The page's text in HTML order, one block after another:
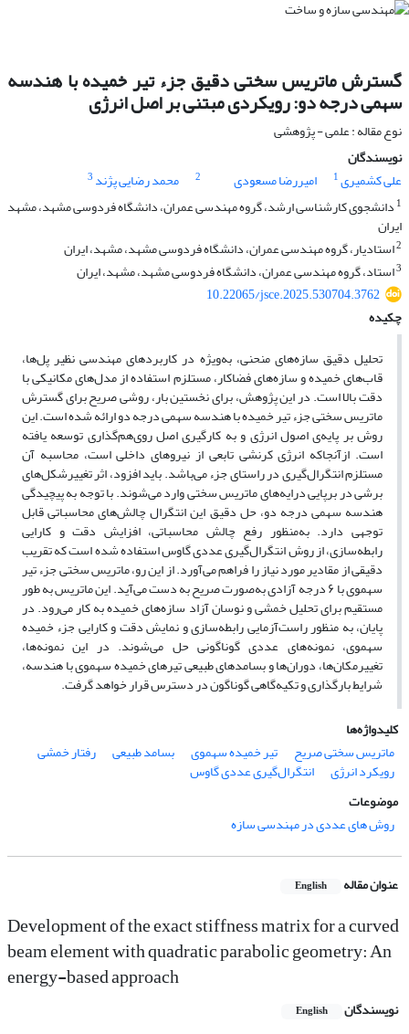
گسترش ماتریس سختی دقیق جزء تیر خمیده با هندسه
سهمی درجه دو: رویکردی مبتنی بر اصل انرژی
نوع مقاله : علمی - پژوهشی
نویسندگان
علی کشمیری1 امیررضا مسعودی 2 محمد رضایی پژند 3
1 دانشجوی کارشناسی ارشد، گروه مهندسی عمران، دانشگاه فردوسی مشهد، مشهد
ایران
2استادیار، گروه مهندسی عمران، دانشگاه فردوسی مشهد، مشهد، ایران
3استاد، گروه مهندسی عمران، دانشگاه فردوسی مشهد، مشهد، ایران
10.22065/jsce.2025.530704.3762
چکیده
تحلیل دقیق سازه‌های منحنی، به‌ویژه در کاربردهای مهندسی نظیر پل‌ها،
قاب‌های خمیده و سازه‌های فضاکار، مستلزم استفاده از مدل‌های مکانیکی با
دقت بالا است. در این پژوهش، برای نخستین بار، روشی صریح برای گسترش
ماتریس سختی جزء تیر خمیده با هندسه سهمی درجه دو ارائه شده است. این
روش بر پایه‌ی اصول انرژی و به کارگیری اصل روی‌هم‌گذاری توسعه یافته
است. ازآنجاکه انرژی کرنشی تابعی از نیروهای داخلی است، محاسبه آن
مستلزم انتگرال‌گیری در راستای جزء می‌باشد. باید افزود، اثر تغییرشکل‌های
برشی در برپایی درایه‌های ماتریس سختی وارد می‌شوند. با توجه به پیچیدگی
هندسه سهمی درجه دو، حل دقیق این انتگرال چالش‌های محاسباتی قابل
توجهی دارد. به‌منظور رفع چالش محاسباتی، افزایش دقت و کارایی
رابطه‌سازی، از روش انتگرال‌گیری عددی گاوس استفاده شده است که تقریب
دقیقی از مقادیر مورد نیاز را فراهم می‌آورد. از این رو، ماتریس سختی جزء تیر
سهموی با ۶ درجه آزادی به‌صورت صریح به دست می‌آید. این ماتریس به طور
مستقیم برای تحلیل خمشی و نوسان آزاد سازه‌های خمیده به کار می‌رود. در
پایان، به منظور راست‌آزمایی رابطه‌سازی و نمایش دقت و کارایی جزء خمیده
سهموی، نمونه‌های عددی گوناگونی حل می‌شوند. در این نمونه‌ها،
تغییرمکان‌ها، دوران‌ها و بسامد‌های طبیعی تیرهای خمیده سهموی با هندسه،
شرایط بارگذاری و تکیه‌گاهی گوناگون در دسترس قرار خواهد گرفت.
کلیدواژه‌ها
ماتریس سختی صریح
تیر خمیده سهموی بسامد طبیعی رفتار خمشی
رویکرد انرژی
انتگرال‌گیری عددی گاوس
موضوعات
روش های عددی در مهندسی سازه
عنوان مقاله English
Development of the exact stiffness matrix for a curved
beam element with quadratic parabolic geometry: An
energy-based approach
نویسندگان English